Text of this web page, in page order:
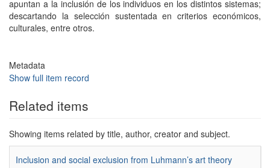
apuntan a la inclusión de los individuos en los distintos sistemas;
descartando la selección sustentada en criterios económicos,
culturales, entre otros.
Metadata
Show full item record
Related items
Showing items related by title, author, creator and subject.
Inclusion and social exclusion from Luhmann’s art theory